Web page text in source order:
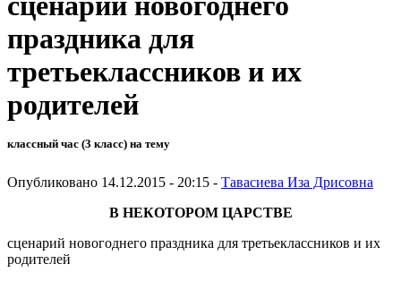
праздника для
третьеклассников и их
родителей
классный час (3 класс) на тему
Опубликовано 14.12.2015 - 20:15 - Тавасиева Иза Дрисовна
В НЕКОТОРОМ ЦАРСТВЕ
сценарий новогоднего праздника для третьеклассников и их
родителей